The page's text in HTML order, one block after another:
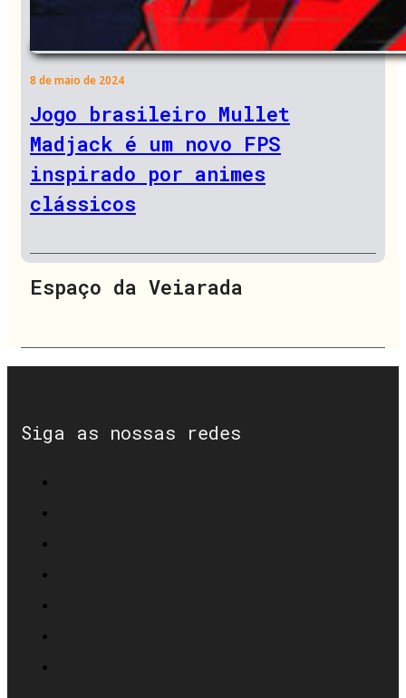
8 de maio de 2024
Jogo brasileiro Mullet
Madjack é um novo FPS
inspirado por animes
clássicos
Espaço da Veiarada
Siga as nossas redes